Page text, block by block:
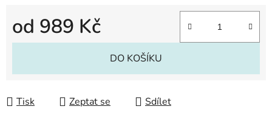
od 989 Kč
Měrná cena:
DO KOŠÍKU
Tisk Zeptat se Sdílet